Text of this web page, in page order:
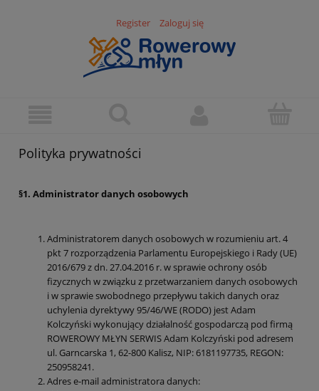
Register Zaloguj się
Polityka prywatności
§1. Administrator danych osobowych
Administratorem danych osobowych w rozumieniu art. 4
pkt 7 rozporządzenia Parlamentu Europejskiego i Rady (UE)
2016/679 z dn. 27.04.2016 r. w sprawie ochrony osób
fizycznych w związku z przetwarzaniem danych osobowych
i w sprawie swobodnego przepływu takich danych oraz
uchylenia dyrektywy 95/46/WE (RODO) jest Adam
Kolczyński wykonujący działalność gospodarczą pod firmą
ROWEROWY MŁYN SERWIS Adam Kolczyński pod adresem
ul. Garncarska 1, 62-800 Kalisz, NIP: 6181197735, REGON:
250958241.
Adres e-mail administratora danych: